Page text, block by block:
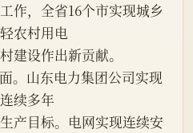
作，全省16个市实现城乡
农村用电
建设作出新贡献。
续多年
产目标。电网实现连续安